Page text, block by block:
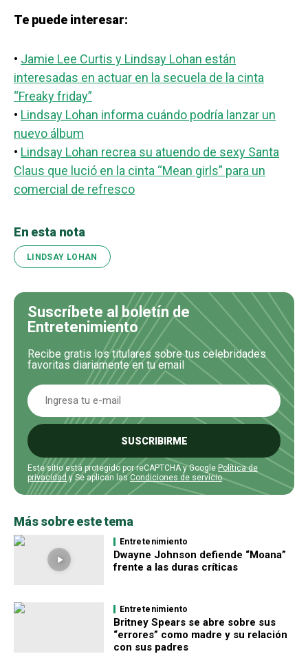
Te puede interesar:
• Jamie Lee Curtis y Lindsay Lohan están
interesadas en actuar en la secuela de la cinta
“Freaky friday”
• Lindsay Lohan informa cuándo podría lanzar un
nuevo álbum
• Lindsay Lohan recrea su atuendo de sexy Santa
Claus que lució en la cinta “Mean girls” para un
comercial de refresco
En esta nota
LINDSAY LOHAN
Suscríbete al boletín de
Entretenimiento
Recibe gratis los titulares sobre tus celebridades
favoritas diariamente en tu email
SUSCRIBIRME
Este sitio está protegido por reCAPTCHA y Google Política de
privacidad y Se aplican lasCondiciones de servicio.
Más sobre este tema
Entretenimiento
Dwayne Johnson defiende “Moana”
frente a las duras críticas
Entretenimiento
Britney Spears se abre sobre sus
“errores” como madre y su relación
con sus padres